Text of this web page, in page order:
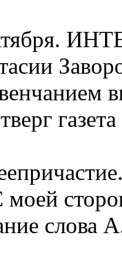
моей
слова